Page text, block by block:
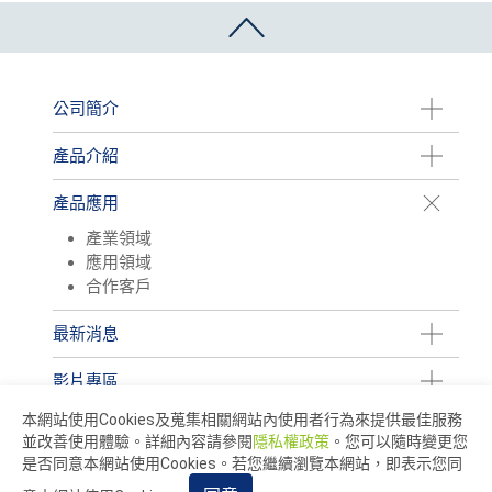
公司簡介
產品介紹
產品應用
產業領域
應用領域
合作客戶
最新消息
影片專區
本網站使用Cookies及蒐集相關網站內使用者行為來提供最佳服務
並改善使用體驗。詳細內容請參閱 隱私權政策 。您可以隨時變更您
是否同意本網站使用Cookies。若您繼續瀏覽本網站，即表示您同